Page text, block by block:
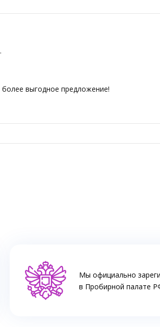
выгодное предложение!
Мы официально
в Пробирной палате